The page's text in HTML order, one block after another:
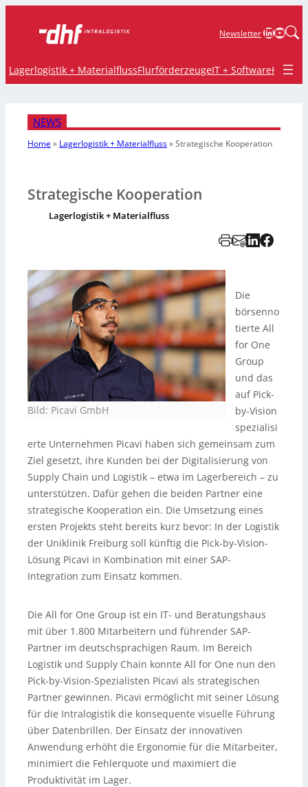
NewsletterLinkedIn
Lagerlogistik + MaterialflussFlurförderzeugeIT + SoftwareKrane
NEWS
Home» Lagerlogistik + Materialfluss»Strategische Kooperation
Strategische Kooperation
Lagerlogistik + Materialfluss
Bild: Picavi GmbH
Die
börsenno
tierte All
for One
Group
und das
auf Pick-
by-Vision
spezialisi
erte Unternehmen Picavi haben sich gemeinsam zum
Ziel gesetzt, ihre Kunden bei der Digitalisierung von
Supply Chain und Logistik – etwa im Lagerbereich – zu
unterstützen. Dafür gehen die beiden Partner eine
strategische Kooperation ein. Die Umsetzung eines
ersten Projekts steht bereits kurz bevor: In der Logistik
der Uniklinik Freiburg soll künftig die Pick-by-Vision-
Lösung Picavi in Kombination mit einer SAP-
Integration zum Einsatz kommen.
Die All for One Group ist ein IT- und Beratungshaus
mit über 1.800 Mitarbeitern und führender SAP-
Partner im deutschsprachigen Raum. Im Bereich
Logistik und Supply Chain konnte All for One nun den
Pick-by-Vision-Spezialisten Picavi als strategischen
Partner gewinnen. Picavi ermöglicht mit seiner Lösung
für die Intralogistik die konsequente visuelle Führung
über Datenbrillen. Der Einsatz der innovativen
Anwendung erhöht die Ergonomie für die Mitarbeiter,
minimiert die Fehlerquote und maximiert die
Produktivität im Lager.